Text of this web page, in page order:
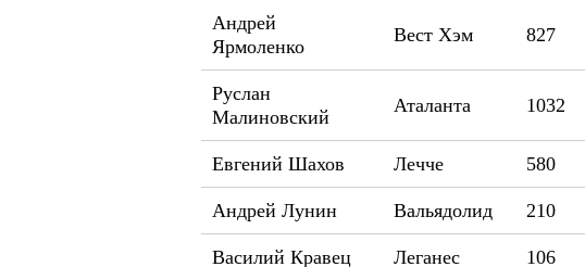
Андрей
Ярмоленко
Вест Хэм 827
Руслан
Малиновский
Аталанта 1032
Евгений Шахов Лечче 580
Андрей Лунин Вальядолид 210
Василий Кравец Леганес 106